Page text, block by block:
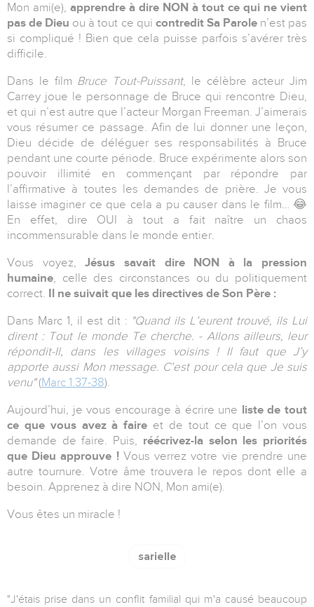
Mon ami(e), apprendre à dire NON à tout ce qui ne vient
pas de Dieu ou à tout ce qui contredit Sa Parolen’est pas
si compliqué ! Bien que cela puisse parfois s’avérer très
difficile.
Dans le film Bruce Tout-Puissant, le célèbre acteur Jim
Carrey joue le personnage de Bruce qui rencontre Dieu,
et qui n’est autre que l’acteur Morgan Freeman. J’aimerais
vous résumer ce passage. Afin de lui donner une leçon,
Dieu décide de déléguer ses responsabilités à Bruce
pendant une courte période. Bruce expérimente alors son
pouvoir illimité en commençant par répondre par
l’affirmative à toutes les demandes de prière. Je vous
laisse imaginer ce que cela a pu causer dans le film… 😂
En effet, dire OUI à tout a fait naître un chaos
incommensurable dans le monde entier.
Vous voyez,Jésus savait dire NON à la pression
humaine, celle des circonstances ou du politiquement
correct.
Il ne suivait que les directives de Son Père :
Dans Marc 1, il est dit : "Quand ils L’eurent trouvé, ils Lui
dirent : Tout le monde Te cherche. - Allons ailleurs, leur
répondit-Il, dans les villages voisins ! Il faut que J’y
apporte aussi Mon message. C’est pour cela que Je suis
venu"(Marc 1.37-38).
Aujourd’hui, je vous encourage à écrire une
liste de tout
ce que vous avez à faire et de tout ce que l’on vous
demande de faire. Puis, réécrivez-la selon les priorités
que Dieu approuve !Vous verrez votre vie prendre une
autre tournure. Votre âme trouvera le repos dont elle a
besoin. Apprenez à dire NON, Mon ami(e).
Vous êtes un miracle !
sarielle
"J'étais prise dans un conflit familial qui m'a causé beaucoup